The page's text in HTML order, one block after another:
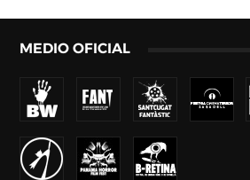
MEDIO OFICIAL